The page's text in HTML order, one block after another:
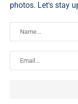
photos. Let's stay